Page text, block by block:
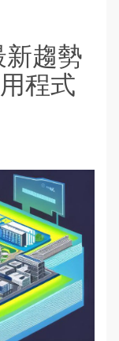
趨勢
程式